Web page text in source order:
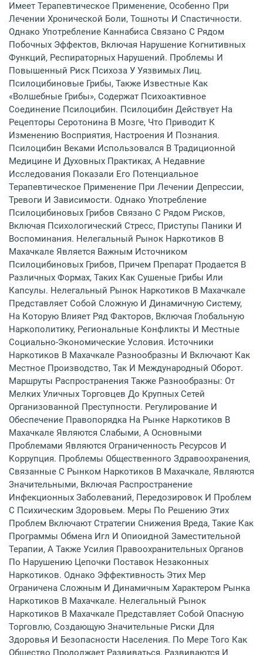
Имеет Терапевтическое Применение, Особенно При
Лечении Хронической Боли, Тошноты И Спастичности.
Однако Употребление Каннабиса Связано С Рядом
Побочных Эффектов, Включая Нарушение Когнитивных
Функций, Респираторных Нарушений. Проблемы И
Повышенный Риск Психоза У Уязвимых Лиц.
Псилоцибиновые Грибы, Также Известные Как
«волшебные Грибы», Содержат Психоактивное
Соединение Псилоцибин. Псилоцибин Действует На
Рецепторы Серотонина В Мозге, Что Приводит К
Изменению Восприятия, Настроения И Познания.
Псилоцибин Веками Использовался В Традиционной
Медицине И Духовных Практиках, А Недавние
Исследования Показали Его Потенциальное
Терапевтическое Применение При Лечении Депрессии,
Тревоги И Зависимости. Однако Употребление
Псилоцибиновых Грибов Связано С Рядом Рисков,
Включая Психологический Стресс, Приступы Паники И
Воспоминания. Нелегальный Рынок Наркотиков В
Махачкале Является Важным Источником
Псилоцибиновых Грибов, Причем Препарат Продается В
Различных Формах, Таких Как Сушеные Грибы Или
Капсулы. Нелегальный Рынок Наркотиков В Махачкале
Представляет Собой Сложную И Динамичную Систему,
На Которую Влияет Ряд Факторов, Включая Глобальную
Наркополитику, Региональные Конфликты И Местные
Социально-Экономические Условия. Источники
Наркотиков В Махачкале Разнообразны И Включают Как
Местное Производство, Так И Международный Оборот.
Маршруты Распространения Также Разнообразны: От
Мелких Уличных Торговцев До Крупных Сетей
Организованной Преступности. Регулирование И
Обеспечение Правопорядка На Рынке Наркотиков В
Махачкале Являются Слабыми, А Основными
Проблемами Являются Ограниченность Ресурсов И
Коррупция. Проблемы Общественного Здравоохранения,
Связанные С Рынком Наркотиков В Махачкале, Являются
Значительными, Включая Распространение
Инфекционных Заболеваний, Передозировок И Проблем
С Психическим Здоровьем. Меры По Решению Этих
Проблем Включают Стратегии Снижения Вреда, Такие Как
Программы Обмена Игл И Опиоидной Заместительной
Терапии, А Также Усилия Правоохранительных Органов
По Нарушению Цепочки Поставок Незаконных
Наркотиков. Однако Эффективность Этих Мер
Ограничена Сложным И Динамичным Характером Рынка
Наркотиков В Махачкале. Нелегальный Рынок
Наркотиков В Махачкале Представляет Собой Опасную
Торговлю, Создающую Значительные Риски Для
Здоровья И Безопасности Населения. По Мере Того Как
Общество Продолжает Развиваться, Развиваются И